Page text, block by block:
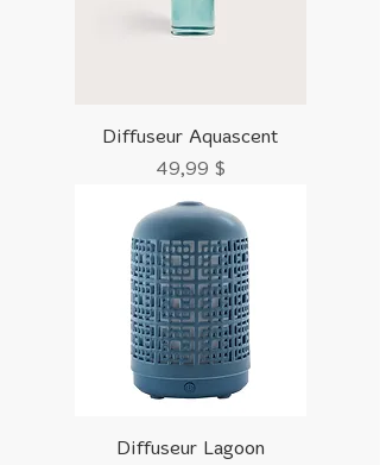
Diffuseur Aquascent
Prix
49,99 $
Diffuseur Lagoon